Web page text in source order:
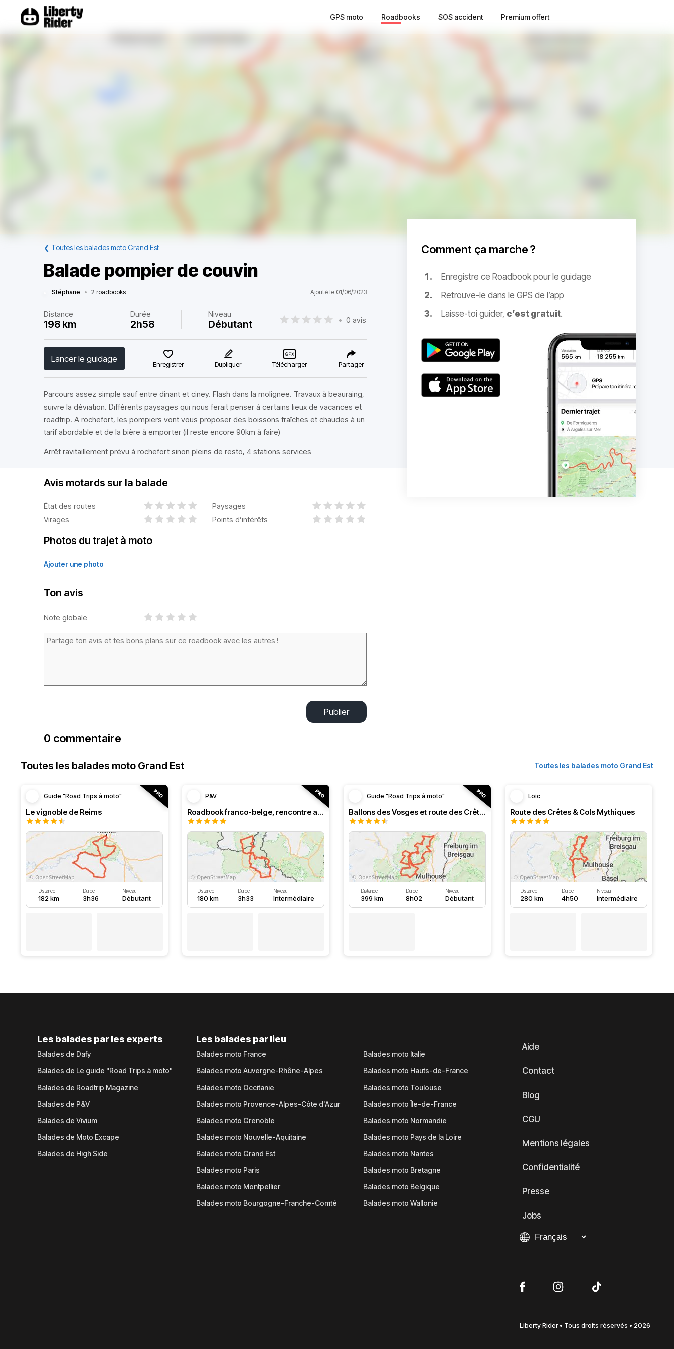
GPS moto Roadbooks SOS accident Premium offert
❮ Toutes les balades moto Grand Est
Balade pompier de couvin
Stéphane • 2 roadbooks Ajouté le 01/06/2023
Distance
198 km
Durée
2h58
Niveau
Débutant • 0 avis
Lancer le guidage
Enregistrer Dupliquer Télécharger Partager
Parcours assez simple sauf entre dinant et ciney. Flash dans la molignee. Travaux à beauraing,
suivre la déviation. Différents paysages qui nous ferait penser à certains lieux de vacances et
roadtrip. A rochefort, les pompiers vont vous proposer des boissons fraîches et chaudes à un
tarif abordable et de la bière à emporter (il reste encore 90km à faire)
Arrêt ravitaillement prévu à rochefort sinon pleins de resto, 4 stations services
Comment ça marche ?
Enregistre ce Roadbook pour le guidage
Retrouve-le dans le GPS de l’app
Laisse-toi guider, c’est gratuit.
Avis motards sur la balade
État des routes
Paysages
Virages
Points d’intérêts
Photos du trajet à moto
Ajouter une photo
Ton avis
Note globale
Publier
0 commentaire
Toutes les balades moto Grand Est Toutes les balades moto Grand Est
Guide "Road Trips à moto"
Le vignoble de Reims
Distance
182 km
Durée
3h36
Niveau
Débutant
P&V
Roadbook franco-belge, rencontre avec les Ardennes
Distance
180 km
Durée
3h33
Niveau
Intermédiaire
Guide "Road Trips à moto"
Ballons des Vosges et route des Crêtes
Distance
399 km
Durée
8h02
Niveau
Débutant
Loïc
Route des Crêtes & Cols Mythiques
Distance
280 km
Durée
4h50
Niveau
Intermédiaire
Les balades par les experts
Balades de Dafy
Balades de Le guide "Road Trips à moto"
Balades de Roadtrip Magazine
Balades de P&V
Balades de Vivium
Balades de Moto Excape
Balades de High Side
Les balades par lieu
Balades moto France
Balades moto Auvergne-Rhône-Alpes
Balades moto Occitanie
Balades moto Provence-Alpes-Côte d'Azur
Balades moto Grenoble
Balades moto Nouvelle-Aquitaine
Balades moto Grand Est
Balades moto Paris
Balades moto Montpellier
Balades moto Bourgogne-Franche-Comté
Balades moto Italie
Balades moto Hauts-de-France
Balades moto Toulouse
Balades moto Île-de-France
Balades moto Normandie
Balades moto Pays de la Loire
Balades moto Nantes
Balades moto Bretagne
Balades moto Belgique
Balades moto Wallonie
Aide
Contact
Blog
CGU
Mentions légales
Confidentialité
Presse
Jobs
Liberty Rider • Tous droits réservés • 2026